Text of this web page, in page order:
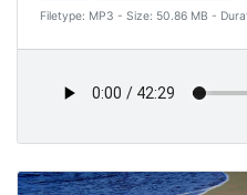
Filetype: MP3 - Size: 50.86 MB -